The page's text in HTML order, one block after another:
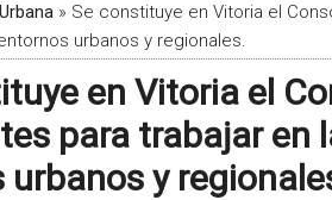
» Se constituye en Vitoria el
urbanos y regionales.
en Vitoria el
para trabajar en
urbanos y